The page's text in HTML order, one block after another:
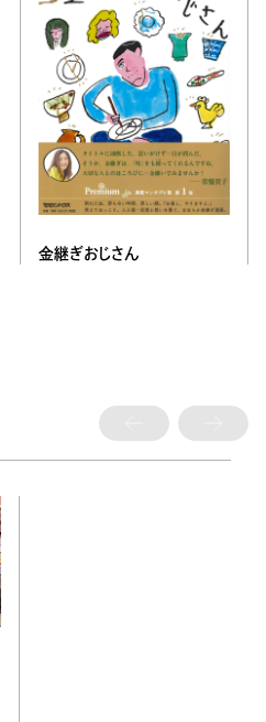
金継ぎおじさん